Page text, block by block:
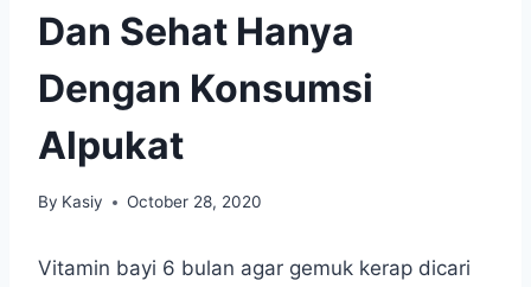
Dan Sehat Hanya
Dengan Konsumsi
Alpukat
By Kasiy October 28, 2020
Vitamin bayi 6 bulan agar gemuk kerap dicari